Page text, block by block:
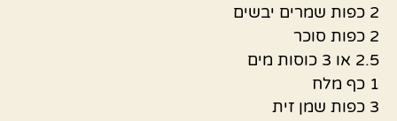
2 כפות שמרים יבשים
2 כפות סוכר
2.5 או 3 כוסות מים
1 כף מלח
3 כפות שמן זית